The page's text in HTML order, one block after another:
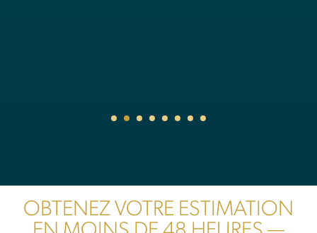
OBTENEZ VOTRE ESTIMATION